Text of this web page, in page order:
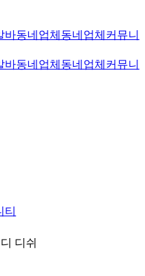
바동네업체 동네업체 커뮤니
바동네업체 동네업체 커뮤니
티
디쉬